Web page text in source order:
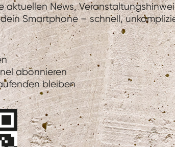
aktuellen News,
Smartphone – schnell,
abonnieren
bleiben